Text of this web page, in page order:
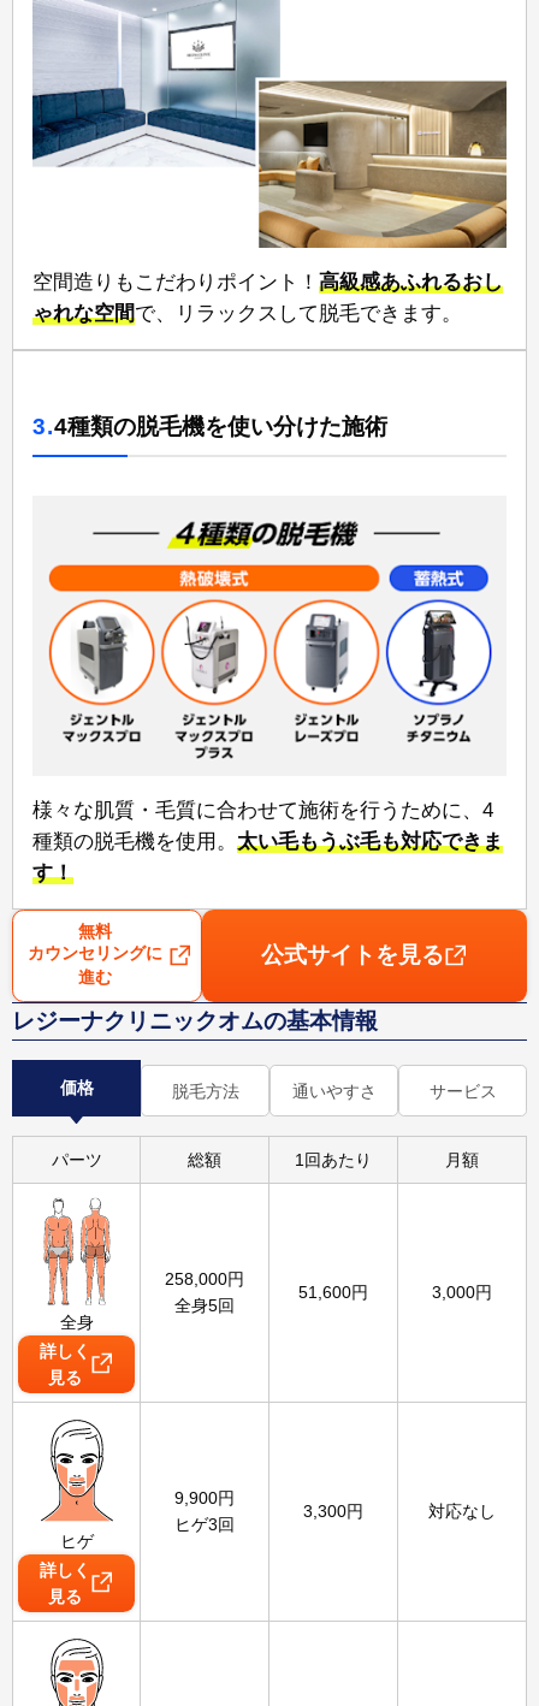
空間造りもこだわりポイント！ 高級感あふれるおし
ゃれな空間⁠で、リラックスして脱毛できます。
3.4種類の脱毛機を使い分けた施術
様々な肌質・毛質に合わせて施術を行うために、⁠4
種類の脱毛機⁠を使用。 太い毛もうぶ毛も対応できま
す！
無料
カウンセリングに
進む
公式サイトを見る
レジーナクリニックオムの基本情報
価格 脱毛方法 通いやすさ サービス
パーツ 総額 1回あたり 月額
全身
詳しく
見る
258,000円
全身5回
51,600円 3,000円
ヒゲ
詳しく
見る
9,900円
ヒゲ3回
3,300円 対応なし